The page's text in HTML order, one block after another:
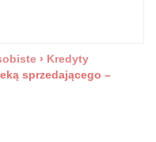
› Kredyty
sprzedającego –